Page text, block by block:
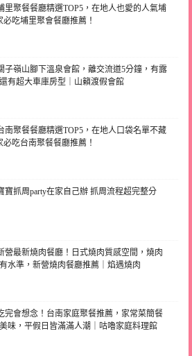
里聚餐餐廳精選TOP5，在地人也愛的人氣埔
必吃埔里聚會餐廳推薦！
子嶺山腳下溫泉會館，離交流道5分鐘，有露
有超大車庫房型｜山籟渡假會館
南聚餐餐廳精選TOP5，在地人口袋名單不藏
必吃台南聚餐餐廳推薦！
寶抓周party在家自己辦 抓周流程超完整分
營最新燒肉餐廳！日式燒肉質感空間，燒肉
水準，新營燒肉餐廳推薦｜焰遇燒肉
完會想念！台南家庭聚餐推薦，家常菜簡餐
味，平假日皆滿滿人潮｜咕嚕家庭料理館